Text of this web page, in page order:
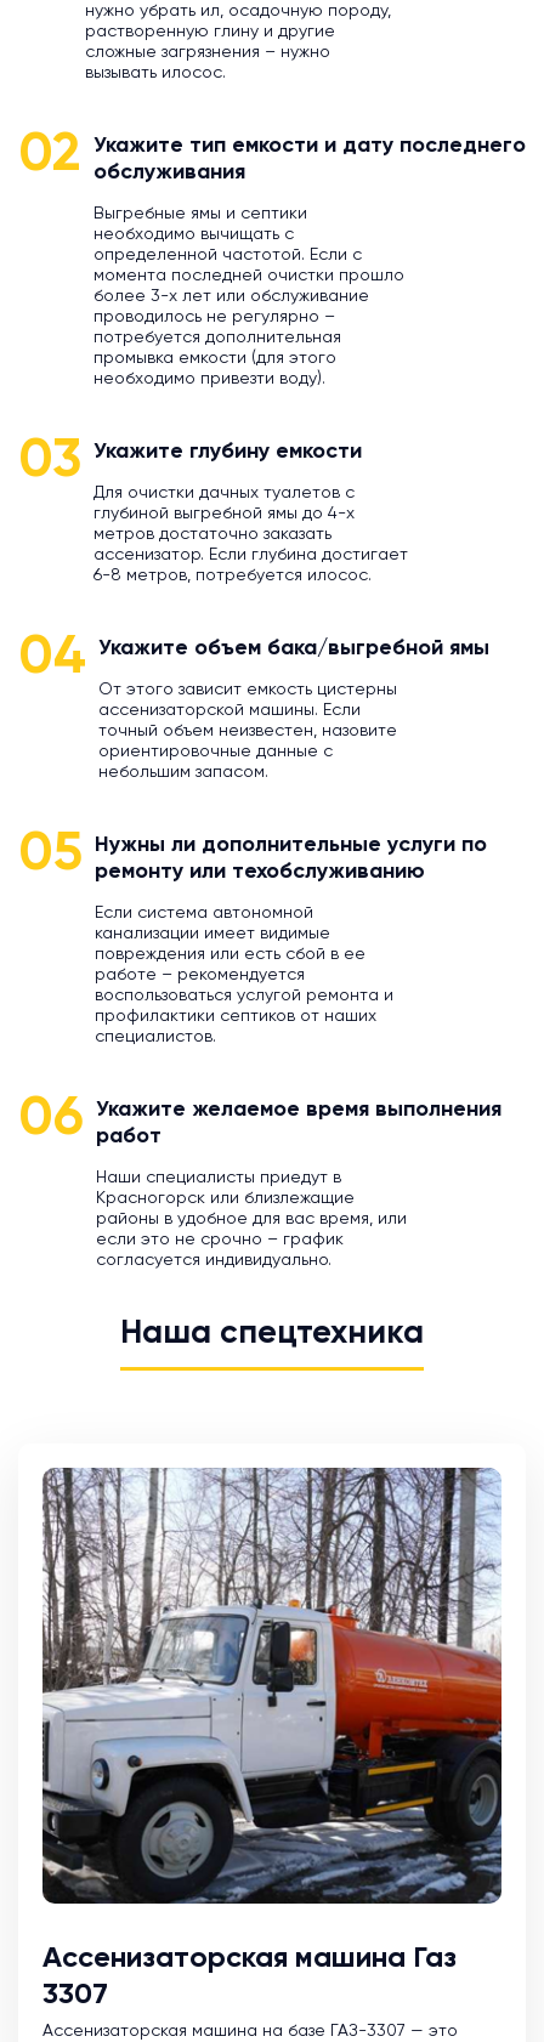
нужно убрать ил, осадочную породу,
растворенную глину и другие
сложные загрязнения – нужно
вызывать илосос.
02
Укажите тип емкости и дату последнего
обслуживания
Выгребные ямы и септики
необходимо вычищать с
определенной частотой. Если с
момента последней очистки прошло
более 3-х лет или обслуживание
проводилось не регулярно –
потребуется дополнительная
промывка емкости (для этого
необходимо привезти воду).
03 Укажите глубину емкости
Для очистки дачных туалетов с
глубиной выгребной ямы до 4-х
метров достаточно заказать
ассенизатор. Если глубина достигает
6-8 метров, потребуется илосос.
04 Укажите объем бака/выгребной ямы
От этого зависит емкость цистерны
ассенизаторской машины. Если
точный объем неизвестен, назовите
ориентировочные данные с
небольшим запасом.
05
Нужны ли дополнительные услуги по
ремонту или техобслуживанию
Если система автономной
канализации имеет видимые
повреждения или есть сбой в ее
работе – рекомендуется
воспользоваться услугой ремонта и
профилактики септиков от наших
специалистов.
06
Укажите желаемое время выполнения
работ
Наши специалисты приедут в
Красногорск или близлежащие
районы в удобное для вас время, или
если это не срочно – график
согласуется индивидуально.
Наша спецтехника
Ассенизаторская машина Газ
3307
Ассенизаторская машина на базе ГАЗ-3307 — это